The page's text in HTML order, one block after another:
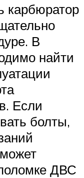
карбюратор
В
найти
Если
болты,
ДВС